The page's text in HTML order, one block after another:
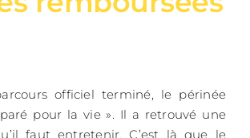
officiel terminé, le périnée
pour la vie ». Il a retrouvé une
faut entretenir. C’est là que le